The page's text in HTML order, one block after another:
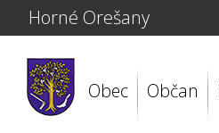
Horné Orešany
Obec Občan